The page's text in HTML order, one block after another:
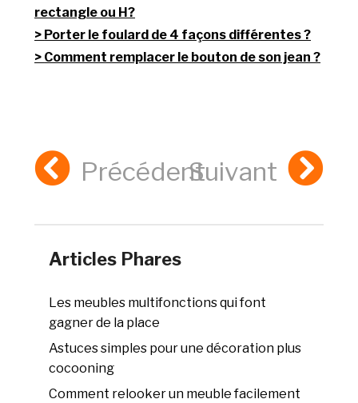
rectangle ou H?
Porter le foulard de 4 façons différentes ?
Comment remplacer le bouton de son jean ?
PrécédentSuivant
Articles Phares
Les meubles multifonctions qui font
gagner de la place
Astuces simples pour une décoration plus
cocooning
Comment relooker un meuble facilement